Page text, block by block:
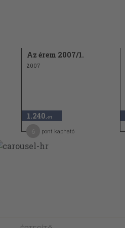
Az érem 2007/1.
2007
1.240 ,-Ft
pont kapható